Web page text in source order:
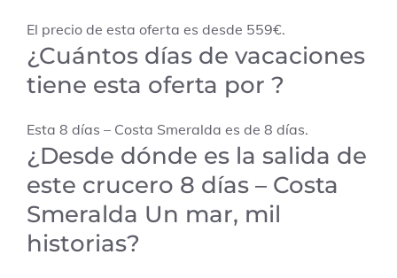
El precio de esta oferta es desde 559€.
¿Cuántos días de vacaciones
tiene esta oferta por ?
Esta 8 días – Costa Smeralda es de 8 días.
¿Desde dónde es la salida de
este crucero 8 días – Costa
Smeralda Un mar, mil
historias?